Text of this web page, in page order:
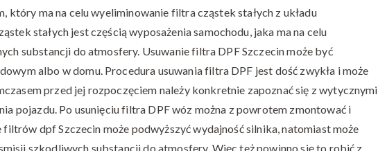
który ma na celu wyeliminowanie filtra cząstek stałych z układu
stałych jest częścią wyposażenia samochodu, jaka ma na celu
substancji do atmosfery. Usuwanie filtra DPF Szczecin może być
albo w domu. Procedura usuwania filtra DPF jest dość zwykła i może
przed jej rozpoczęciem należy konkretnie zapoznać się z wytycznymi
pojazdu. Po usunięciu filtra DPF wóz można z powrotem zmontować i
dpf Szczecin może podwyższyć wydajność silnika, natomiast może
szkodliwych substancji do atmosfery. Więc też powinno się to robić z